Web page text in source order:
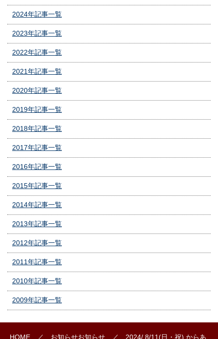
2024年記事一覧
2023年記事一覧
2022年記事一覧
2021年記事一覧
2020年記事一覧
2019年記事一覧
2018年記事一覧
2017年記事一覧
2016年記事一覧
2015年記事一覧
2014年記事一覧
2013年記事一覧
2012年記事一覧
2011年記事一覧
2010年記事一覧
2009年記事一覧
HOME ／ お知らせお知らせ ／ 2024/ 8/11(日・祝) からあ